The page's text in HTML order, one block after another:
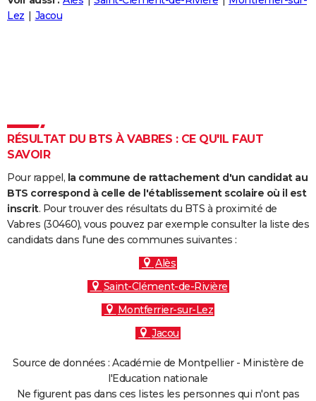
Destinations
City break
Voyage nature
Voyage de noces
Forum
Climat
+
PHOTO
Carte de Noël
Carte Bonne année
Carte Saint-Valentin
Carte Pâques
Carte d'anniversaire
DICTIONNAIRE
Dictionnaire
Biographies
Citations
Expressions
Proverbes
PROGRAMME TV
COPAINS D'AVANT
S'inscrire
Se connecter
Lycées
Collèges
Primaires
Universités
Entreprises
Service militaire
Avis de recherche
AVIS DE DÉCÈS
FORUM
Lez
Jacou
RÉSULTAT DU BTS À VABRES : CE QU'IL FAUT
SAVOIR
Pour rappel, la commune de rattachement d'un candidat au
BTS correspond à celle de l'établissement scolaire où il est
inscrit. Pour trouver des résultats du BTS à proximité de
Vabres (30460), vous pouvez par exemple consulter la liste des
candidats dans l'une des communes suivantes :
Alès
Saint-Clément-de-Rivière
Montferrier-sur-Lez
Jacou
Source de données : Académie de Montpellier - Ministère de
l'Education nationale
Ne figurent pas dans ces listes les personnes qui n'ont pas